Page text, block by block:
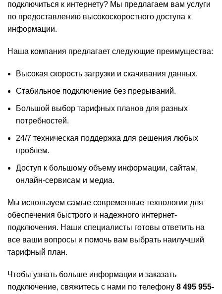
подключиться к интернету? Мы предлагаем вам услуги
по предоставлению высокоскоростного доступа к
информации.
Наша компания предлагает следующие преимущества:
Высокая скорость загрузки и скачивания данных.
Стабильное подключение без прерываний.
Большой выбор тарифных планов для разных
потребностей.
24/7 техническая поддержка для решения любых
проблем.
Доступ к большому объему информации, сайтам,
онлайн-сервисам и медиа.
Мы используем самые современные технологии для
обеспечения быстрого и надежного интернет-
подключения. Наши специалисты готовы ответить на
все ваши вопросы и помочь вам выбрать наилучший
тарифный план.
Чтобы узнать больше информации и заказать
подключение, свяжитесь с нами по телефону 8 495 955-